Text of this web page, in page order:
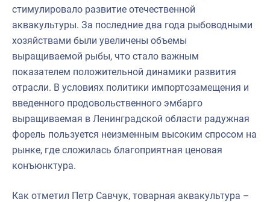
стимулировало развитие отечественной
аквакультуры. За последние два года рыбоводными
хозяйствами были увеличены объемы
выращиваемой рыбы, что стало важным
показателем положительной динамики развития
отрасли. В условиях политики импортозамещения и
введенного продовольственного эмбарго
выращиваемая в Ленинградской области радужная
форель пользуется неизменным высоким спросом на
рынке, где сложилась благоприятная ценовая
конъюнктура.
Как отметил Петр Савчук, товарная аквакультура –